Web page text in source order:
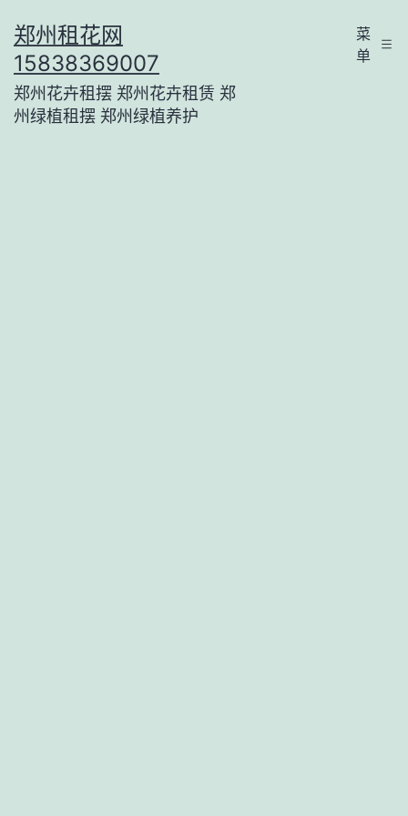
至
内
容
郑州租花网
15838369007
郑州花卉租摆 郑州花卉租赁 郑
州绿植租摆 郑州绿植养护
菜
单